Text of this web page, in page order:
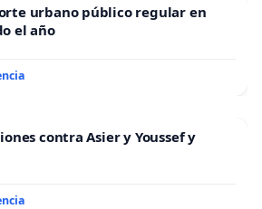
urbano público regular en
el año
contra Asier y Youssef y